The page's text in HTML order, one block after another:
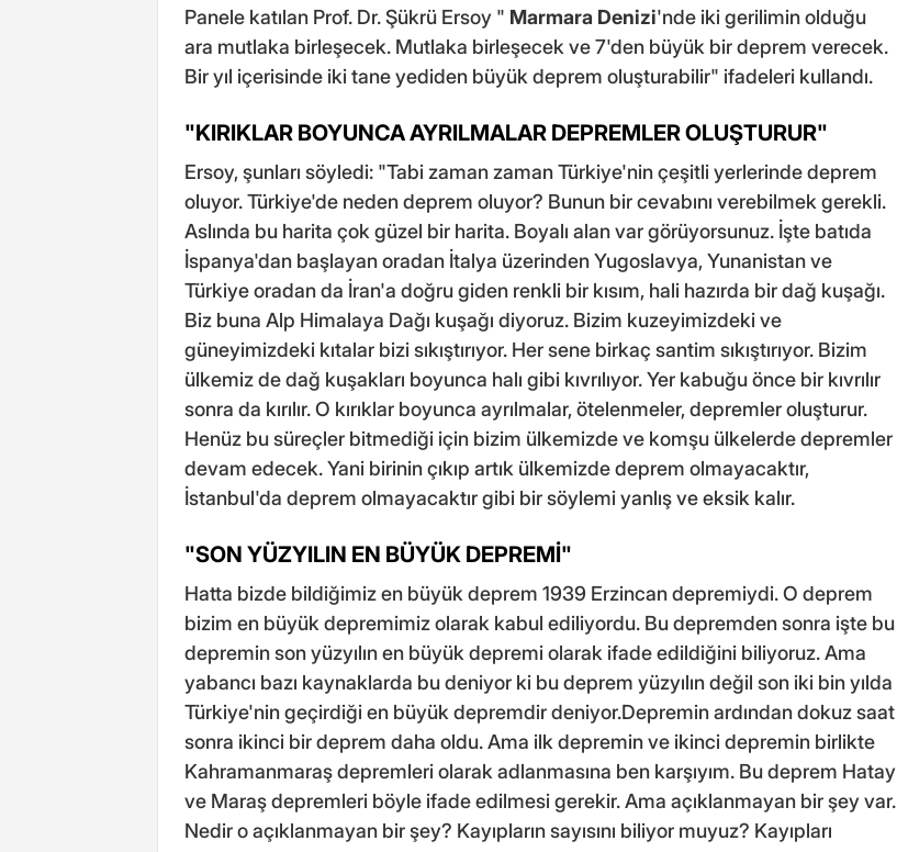
Panele katılan Prof. Dr. Şükrü Ersoy " Marmara Denizi'nde iki gerilimin olduğu
ara mutlaka birleşecek. Mutlaka birleşecek ve 7'den büyük bir deprem verecek.
Bir yıl içerisinde iki tane yediden büyük deprem oluşturabilir" ifadeleri kullandı.
"KIRIKLAR BOYUNCA AYRILMALAR DEPREMLER OLUŞTURUR"
Ersoy, şunları söyledi: "Tabi zaman zaman Türkiye'nin çeşitli yerlerinde deprem
oluyor. Türkiye'de neden deprem oluyor? Bunun bir cevabını verebilmek gerekli.
Aslında bu harita çok güzel bir harita. Boyalı alan var görüyorsunuz. İşte batıda
İspanya'dan başlayan oradan İtalya üzerinden Yugoslavya, Yunanistan ve
Türkiye oradan da İran'a doğru giden renkli bir kısım, hali hazırda bir dağ kuşağı.
Biz buna Alp Himalaya Dağı kuşağı diyoruz. Bizim kuzeyimizdeki ve
güneyimizdeki kıtalar bizi sıkıştırıyor. Her sene birkaç santim sıkıştırıyor. Bizim
ülkemiz de dağ kuşakları boyunca halı gibi kıvrılıyor. Yer kabuğu önce bir kıvrılır
sonra da kırılır. O kırıklar boyunca ayrılmalar, ötelenmeler, depremler oluşturur.
Henüz bu süreçler bitmediği için bizim ülkemizde ve komşu ülkelerde depremler
devam edecek. Yani birinin çıkıp artık ülkemizde deprem olmayacaktır,
İstanbul'da deprem olmayacaktır gibi bir söylemi yanlış ve eksik kalır.
"SON YÜZYILIN EN BÜYÜK DEPREMİ"
Hatta bizde bildiğimiz en büyük deprem 1939 Erzincan depremiydi. O deprem
bizim en büyük depremimiz olarak kabul ediliyordu. Bu depremden sonra işte bu
depremin son yüzyılın en büyük depremi olarak ifade edildiğini biliyoruz. Ama
yabancı bazı kaynaklarda bu deniyor ki bu deprem yüzyılın değil son iki bin yılda
Türkiye'nin geçirdiği en büyük depremdir deniyor.Depremin ardından dokuz saat
sonra ikinci bir deprem daha oldu. Ama ilk depremin ve ikinci depremin birlikte
Kahramanmaraş depremleri olarak adlanmasına ben karşıyım. Bu deprem Hatay
ve Maraş depremleri böyle ifade edilmesi gerekir. Ama açıklanmayan bir şey var.
Nedir o açıklanmayan bir şey? Kayıpların sayısını biliyor muyuz? Kayıpları